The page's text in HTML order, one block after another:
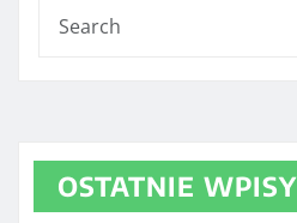
OSTATNIE WPISY